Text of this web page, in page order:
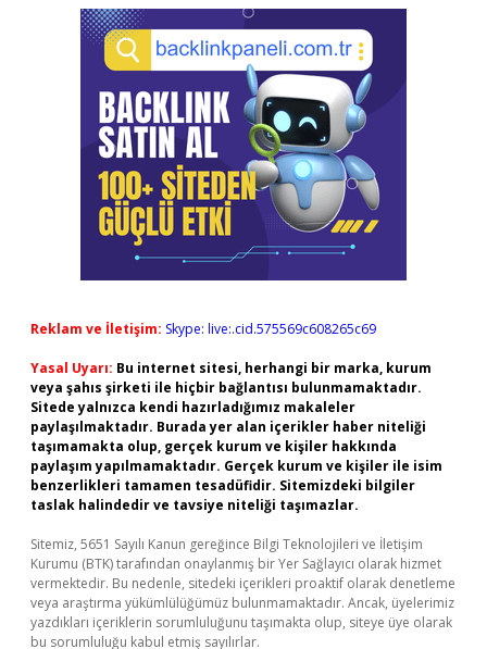
Reklam ve İletişim: Skype: live:.cid.575569c608265c69
Yasal Uyarı: Bu internet sitesi, herhangi bir marka, kurum
veya şahıs şirketi ile hiçbir bağlantısı bulunmamaktadır.
Sitede yalnızca kendi hazırladığımız makaleler
paylaşılmaktadır. Burada yer alan içerikler haber niteliği
taşımamakta olup, gerçek kurum ve kişiler hakkında
paylaşım yapılmamaktadır. Gerçek kurum ve kişiler ile isim
benzerlikleri tamamen tesadüfidir. Sitemizdeki bilgiler
taslak halindedir ve tavsiye niteliği taşımazlar.
Sitemiz, 5651 Sayılı Kanun gereğince Bilgi Teknolojileri ve İletişim
Kurumu (BTK) tarafından onaylanmış bir Yer Sağlayıcı olarak hizmet
vermektedir. Bu nedenle, sitedeki içerikleri proaktif olarak denetleme
veya araştırma yükümlülüğümüz bulunmamaktadır. Ancak, üyelerimiz
yazdıkları içeriklerin sorumluluğunu taşımakta olup, siteye üye olarak
bu sorumluluğu kabul etmiş sayılırlar.